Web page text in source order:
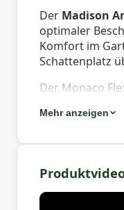
Der Madison
optimaler
Komfort im
Schattenplatz
Der Monaco
Beschichtung,
DerMonaco
Mehr anzeigen